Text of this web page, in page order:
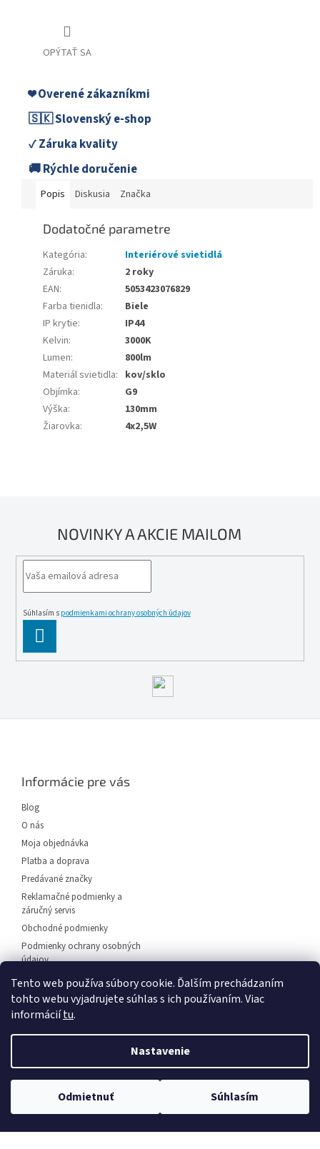
Tento web používa súbory cookie. Ďalším prechádzaním
tohto webu vyjadrujete súhlas s ich používaním. Viac
informáciítu.
Nastavenie
Odmietnuť Súhlasím
, 🛍️osobný odber odborné poradenstvo
OPÝTAŤ SA
❤️ Overené zákazníkmi
🇸🇰 Slovenský e-shop
✓ Záruka kvality
🚚 Rýchle doručenie
Popis Diskusia Značka
Dodatočné parametre
Kategória:
Interiérové svietidlá
Záruka:
2 roky
EAN:
5053423076829
Farba tienidla:
Biele
IP krytie:
IP44
Kelvin:
3000K
Lumen:
800lm
Materiál svietidla: kov/sklo
Objímka:
G9
Výška:
130mm
Žiarovka: 4x2,5W
NOVINKY A AKCIE MAILOM
Súhlasím s podmienkami ochrany osobných údajov
SE
Informácie pre vás
Blog
O nás
Moja objednávka
Platba a doprava
Predávané značky
Reklamačné podmienky a
záručný servis
Obchodné podmienky
Podmienky ochrany osobných
údajov
Predajňa svietidiel Dunajská
Streda
Napíšte nám
Copyright 2026EuLux.sk. Všetky práva vyhradené.Upraviť